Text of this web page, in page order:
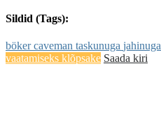
Sildid (Tags):
bökercaveman taskunuga jahinuga
vaatamiseks klõpsake Saada kiri